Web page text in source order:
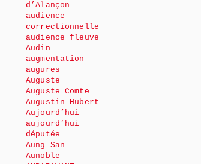
d’Alançon
audience
correctionnelle
audience fleuve
Audin
augmentation
augures
Auguste
Auguste Comte
Augustin Hubert
Aujourd’hui
aujourd’hui
députée
Aung San
Aunoble